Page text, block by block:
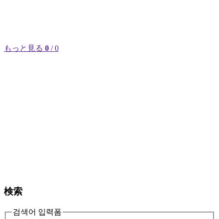
もっと見る 0 / 0
検索
검색어 입력폼